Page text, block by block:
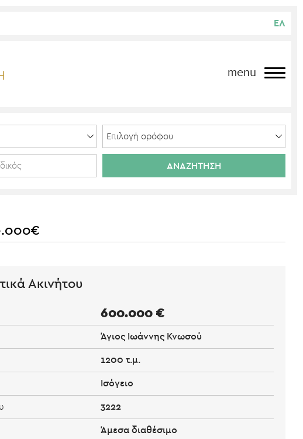
ΕΛ
menu
Ακινήτου
600.000 €
Άγιος Ιωάννης Κνωσού
1200 τ.μ.
Ισόγειο
3222
Άμεσα διαθέσιμο